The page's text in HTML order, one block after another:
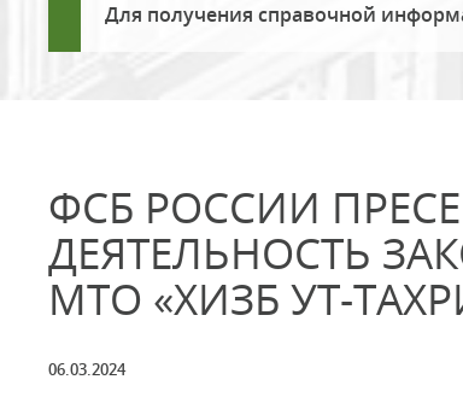
Для получения справочной
ФСБ РОССИИ
ДЕЯТЕЛЬНОСТЬ
МТО «ХИЗБ УТ-
06.03.2024